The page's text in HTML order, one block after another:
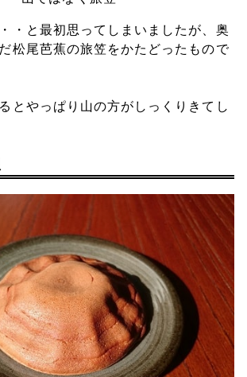
・と最初思ってしまいましたが、奥
松尾芭蕉の旅笠をかたどったもので
とやっぱり山の方がしっくりきてし